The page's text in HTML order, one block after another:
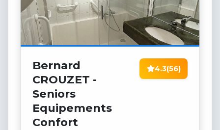
Bernard
CROUZET -
Seniors
Equipements
Confort
4.3(56)